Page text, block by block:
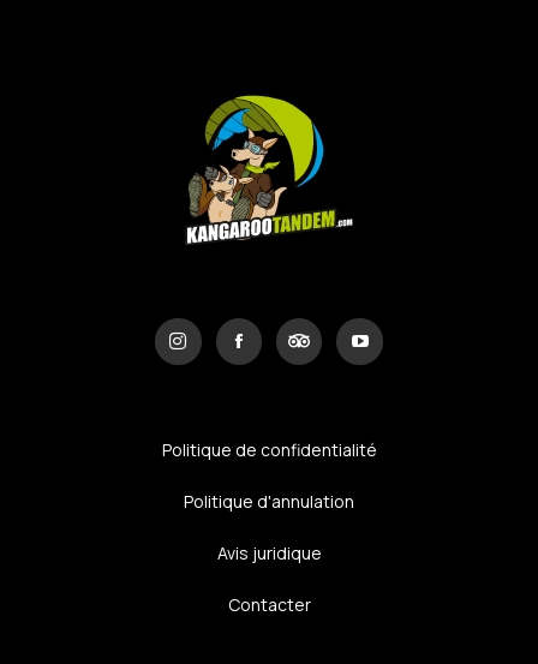
Politique de confidentialité
Politique d'annulation
Avis juridique
Contacter